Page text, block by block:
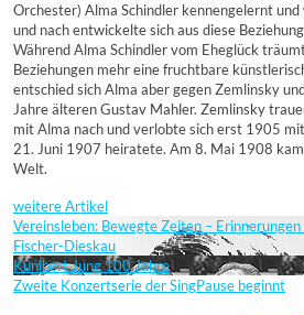
Orchester) Alma Schindler kennengelernt
und nach entwickelte sich aus diese
Während Alma Schindler vom Eheglück
Beziehungen mehr eine fruchtbare
entschied sich Alma aber gegen Zemlinsky
Jahre älteren Gustav Mahler. Zemlinsky
mit Alma nach und verlobte sich erst 1905
21. Juni 1907 heiratete. Am 8. Mai 1908
Welt.
weitere Artikel
Vereinsleben: Bewegte Zeiten –
Fischer-Dieskau
Kunibert Jung 100 Jahre
Zweite Konzertserie der SingPause beginnt